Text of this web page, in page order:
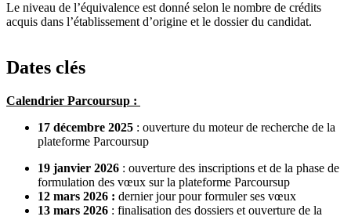
Le niveau de l’équivalence est donné selon le nombre de crédits
acquis dans l’établissement d’origine et le dossier du candidat.
Dates clés
Calendrier Parcoursup :
17 décembre 2025 : ouverture du moteur de recherche de la
plateforme Parcoursup
19 janvier 2026 : ouverture des inscriptions et de la phase de
formulation des vœux sur la plateforme Parcoursup
12 mars 2026 : dernier jour pour formuler ses vœux
13 mars 2026 : finalisation des dossiers et ouverture de la